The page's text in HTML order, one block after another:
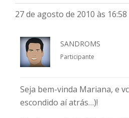
27 de agosto de 2010 às 16:58
SANDROMS
Participante
Seja bem-vinda Mariana, e
escondido aí atrás…)!